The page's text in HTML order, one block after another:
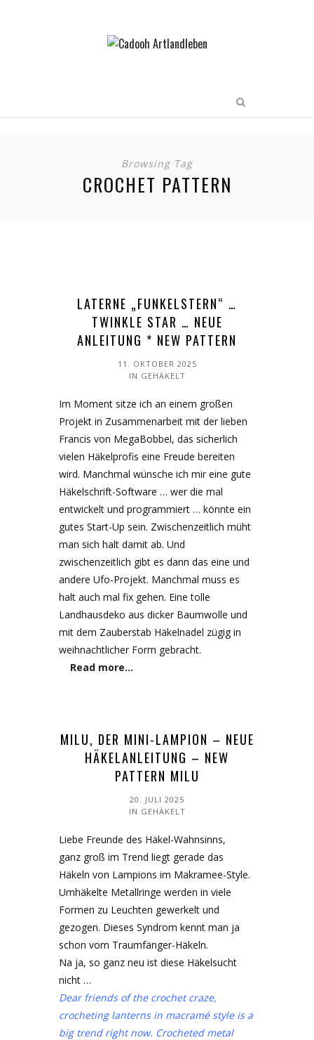
Browsing Tag
CROCHET PATTERN
LATERNE „FUNKELSTERN“ …
TWINKLE STAR … NEUE
ANLEITUNG * NEW PATTERN
11. OKTOBER 2025
IN GEHÄKELT
Im Moment sitze ich an einem großen
Projekt in Zusammenarbeit mit der lieben
Francis von MegaBobbel, das sicherlich
vielen Häkelprofis eine Freude bereiten
wird. Manchmal wünsche ich mir eine gute
Häkelschrift-Software … wer die mal
entwickelt und programmiert … könnte ein
gutes Start-Up sein. Zwischenzeitlich müht
man sich halt damit ab. Und
zwischenzeitlich gibt es dann das eine und
andere Ufo-Projekt. Manchmal muss es
halt auch mal fix gehen. Eine tolle
Landhausdeko aus dicker Baumwolle und
mit dem Zauberstab Häkelnadel zügig in
weihnachtlicher Form gebracht.
Read more…
MILU, DER MINI-LAMPION – NEUE
HÄKELANLEITUNG – NEW
PATTERN MILU
20. JULI 2025
IN GEHÄKELT
Liebe Freunde des Häkel-Wahnsinns,
ganz groß im Trend liegt gerade das
Häkeln von Lampions im Makramee-Style.
Umhäkelte Metallringe werden in viele
Formen zu Leuchten gewerkelt und
gezogen. Dieses Syndrom kennt man ja
schon vom Traumfänger-Häkeln.
Na ja, so ganz neu ist diese Häkelsucht
nicht …
Dear friends of the crochet craze,
crocheting lanterns in macramé style is a
big trend right now. Crocheted metal